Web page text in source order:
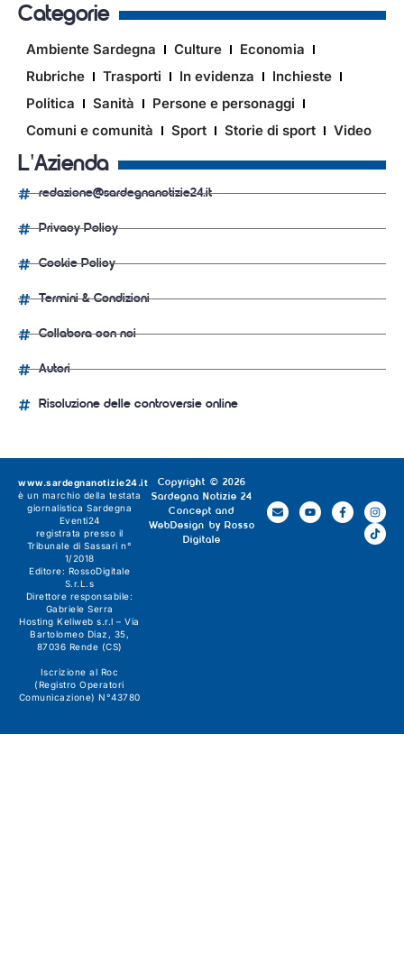
Categorie
Ambiente Sardegna Culture
Economia
Rubriche
Trasporti In evidenza
Inchieste
Politica
Sanità
Persone e personaggi
Comuni e comunità
Sport Storie di sport Video
L'Azienda
redazione@sardegnanotizie24.it
Privacy Policy
Cookie Policy
Termini & Condizioni
Collabora con noi
Autori
Risoluzione delle controversie online
Copyright © 2026
Sardegna Notizie 24
Concept and
WebDesign by Rosso
Digitale
www.sardegnanotizie24.it
è un marchio della testata
giornalistica Sardegna
Eventi24
registrata presso il
Tribunale di Sassari n°
1/2018
Editore: RossoDigitale
S.r.L.s
Direttore responsabile:
Gabriele Serra
Hosting Keliweb s.r.l – Via
Bartolomeo Diaz, 35,
87036 Rende (CS)
Iscrizione al Roc
(Registro Operatori
Comunicazione) N°43780